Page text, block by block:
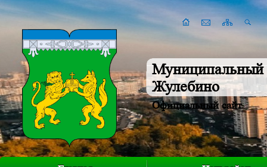
Муниципальный
Жулебино
Официальный сайт